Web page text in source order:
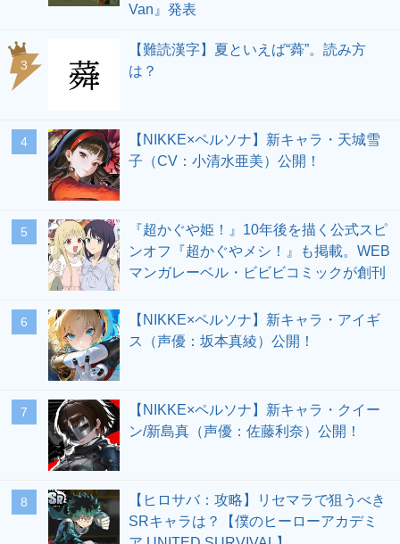
Van』発表
3
【難読漢字】夏といえば“蕣”。読み方
は？
4
【NIKKE×ペルソナ】新キャラ・天城雪
子（CV：小清水亜美）公開！
5
『超かぐや姫！』10年後を描く公式スピ
ンオフ『超かぐやメシ！』も掲載。WEB
マンガレーベル・ビビビコミックが創刊
6
【NIKKE×ペルソナ】新キャラ・アイギ
ス（声優：坂本真綾）公開！
7
【NIKKE×ペルソナ】新キャラ・クイー
ン/新島真（声優：佐藤利奈）公開！
8
【ヒロサバ：攻略】リセマラで狙うべき
SRキャラは？【僕のヒーローアカデミ